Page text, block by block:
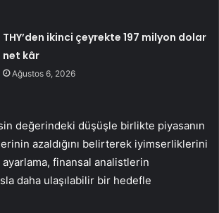
THY’den ikinci çeyrekte 197 milyon dolar
net kâr
Ağustos 6, 2026
değerindeki düşüşle birlikte piyasanın
azaldığını belirterek iyimserliklerini
finansal analistlerin
daha ulaşılabilir bir hedefle